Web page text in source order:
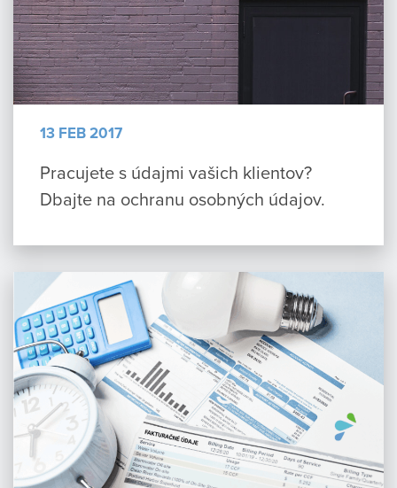
13 FEB 2017
Pracujete s údajmi vašich klientov?
Dbajte na ochranu osobných údajov.